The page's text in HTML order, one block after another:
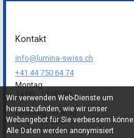
Kontakt
info@lumina-swiss.ch
+41 44 750 64 74
Montag
14:00 - 17:00 Uhr
Dienstag - Freitag
09:00 - 11:00 Uhr
14:00 - 17:00 Uhr
Wir verwenden Web-Dienste um
herauszufinden, wie wir unser
Webangebot für Sie verbessern
Alle Daten werden anonymisiert